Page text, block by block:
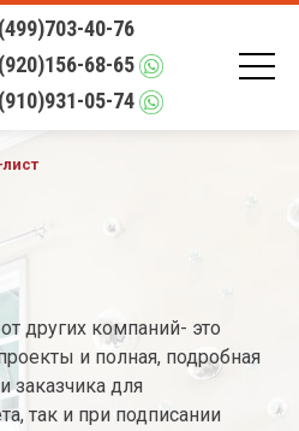
40-76
68-65
05-74
других компаний- это
и полная, подробная
заказчика для
так и при подписании